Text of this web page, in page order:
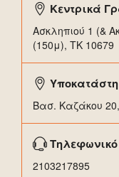
Κεντρικά
Ασκληπιού 1 (&
(150μ), TK 10679
Βασ. Καζάκου
2103217895